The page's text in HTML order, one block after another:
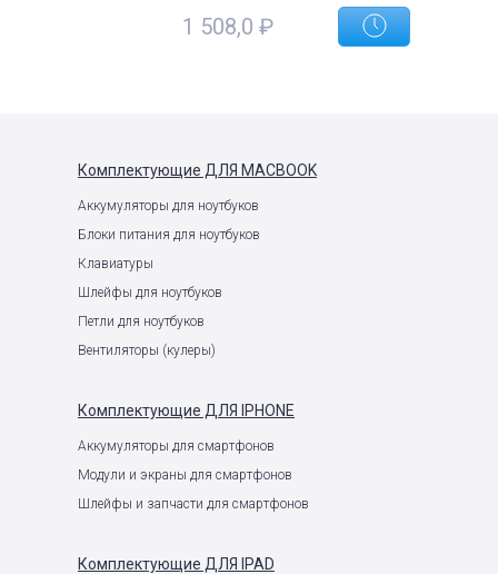
1 508,0 ₽
Комплектующие ДЛЯ MACBOOK
Аккумуляторы для ноутбуков
Блоки питания для ноутбуков
Клавиатуры
Шлейфы для ноутбуков
Петли для ноутбуков
Вентиляторы (кулеры)
Комплектующие ДЛЯ IPHONE
Аккумуляторы для смартфонов
Модули и экраны для смартфонов
Шлейфы и запчасти для смартфонов
Комплектующие ДЛЯ IPAD